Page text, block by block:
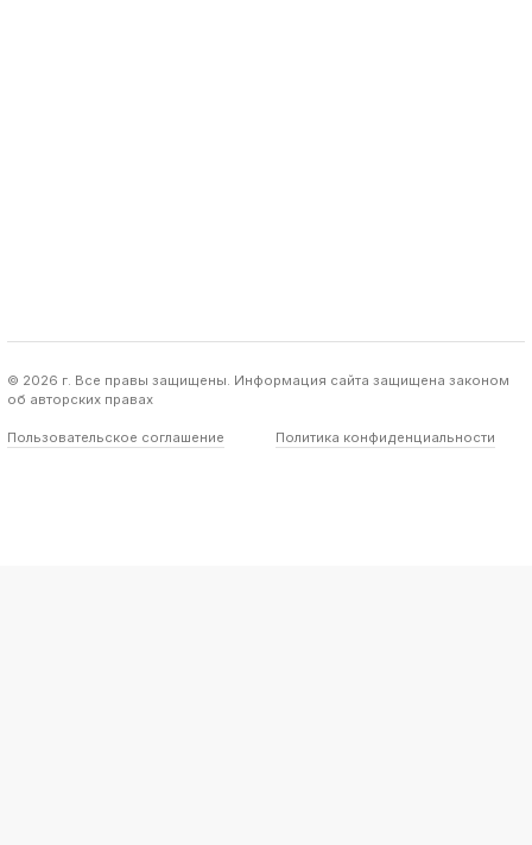
© 2026 г. Все правы защищены. Информация сайта защищена законом
об авторских правах
Пользовательское соглашение Политика конфиденциальности